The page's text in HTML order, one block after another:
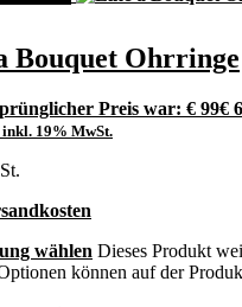
Bouquet Ohrringe
Preis war: € 99€
inkl. 19% MwSt.
wählen Dieses Produkt
können auf der